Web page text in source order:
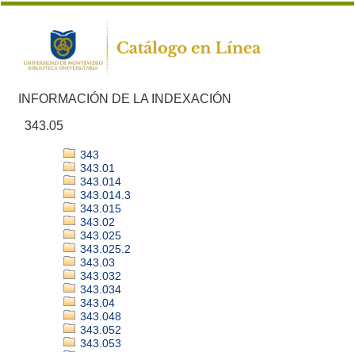
INFORMACIÓN DE LA INDEXACIÓN
343.05
343
343.01
343.014
343.014.3
343.015
343.02
343.025
343.025.2
343.03
343.032
343.034
343.04
343.048
343.052
343.053